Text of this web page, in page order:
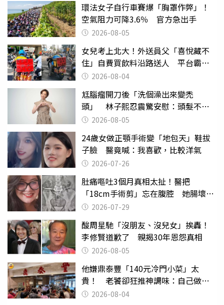
環法女子自行車賽爆「胸罩作弊」！
空氣阻力可降3.6％ 官方急出手
2026-08-05
女兒考上北大！外送員父「喜悅藏不
住」自費買飲料沿路送人 平台霸氣
幫付學費
2026-08-04
尪腦瘤開刀後「洗個澡出來變禿
頭」 林子熙忍震驚安慰：頭髮不重
要 2026-08-05
24歲女做正顎手術變「地包天」鞋拔
子臉 醫竟喊：我喜歡，比較洋氣
2026-07-26
肚痛嘔吐3個月真相太扯！醫把
「18cm手術剪」忘在腹腔 她腸壞死
險喪命
2026-07-29
酸周星馳「沒朋友、沒兒女」挨轟！
李修賢道歉了 親揭30年恩怨真相
2026-08-05
他嫌鼎泰豐「140元冷門小菜」太
貴！ 老饕卻狂推神調味：自己做不
出來2026-08-04